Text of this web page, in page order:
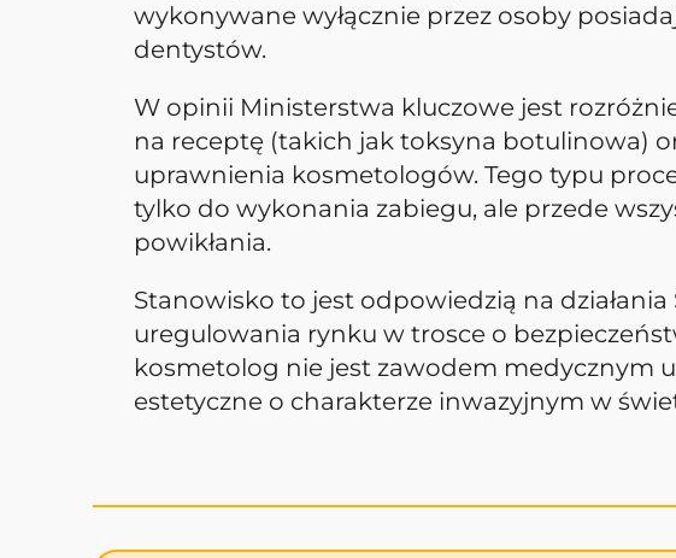
wykonywane wyłącznie przez osoby
dentystów.
W opinii Ministerstwa kluczowe jest
na receptę (takich jak toksyna botulinowa)
uprawnienia kosmetologów. Tego typu
tylko do wykonania zabiegu, ale przede
powikłania.
Stanowisko to jest odpowiedzią na
uregulowania rynku w trosce o
kosmetolog nie jest zawodem medycznym
estetyczne o charakterze inwazyjnym w